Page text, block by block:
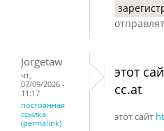
Jorgetaw
чт,
07/09/2026 -
11:17
постоянная
ссылка
(permalink)
этот
cc.at
этот сайт